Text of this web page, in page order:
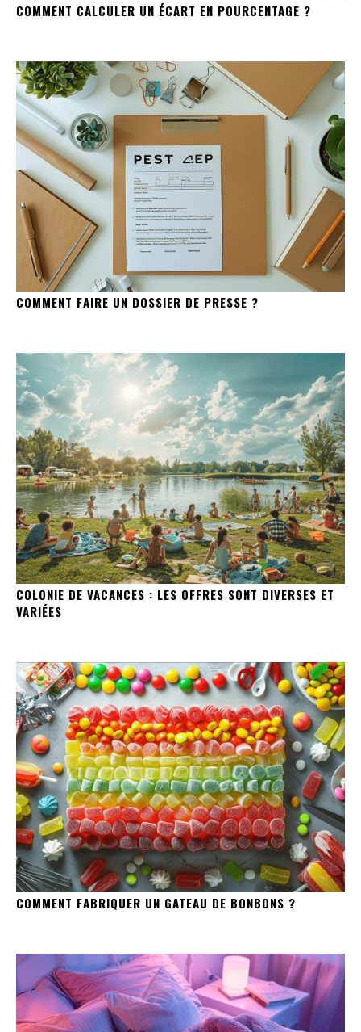
COMMENT CALCULER UN ÉCART EN POURCENTAGE ?
COMMENT FAIRE UN DOSSIER DE PRESSE ?
COLONIE DE VACANCES : LES OFFRES SONT DIVERSES ET
VARIÉES
COMMENT FABRIQUER UN GATEAU DE BONBONS ?